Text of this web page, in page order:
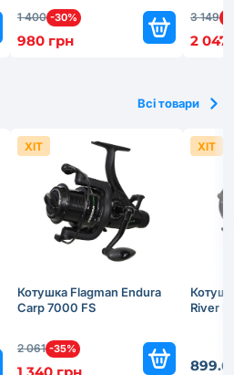
1 400 -30%
980 грн
3 149
2 047
Всі товари
Котушка Flagman Endura
Carp 7000 FS
2 061 -35%
ХІТ
River
899.6
ХІТ